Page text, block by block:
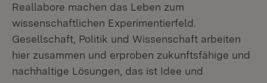
Reallabore machen das Leben zum
wissenschaftlichen Experimentierfeld.
Gesellschaft, Politik und Wissenschaft arbeiten
hier zusammen und erproben zukunftsfähige und
nachhaltige Lösungen, das ist Idee und